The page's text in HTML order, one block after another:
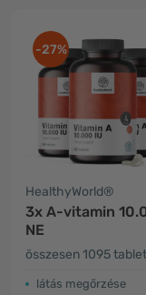
-27%
HealthyWorld®
3x A-vitamin
NE
összesen 1095
látás megőrzése